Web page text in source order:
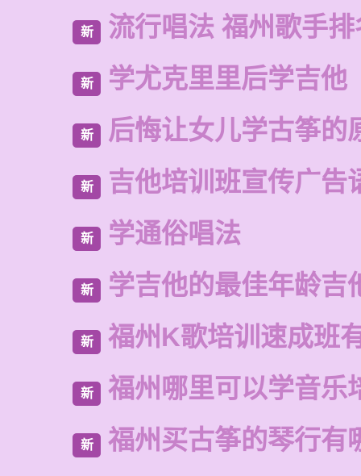
新 流行唱法 福州歌手
新 学尤克里里后学吉他
新 后悔让女儿学古筝的
新 吉他培训班宣传广告
新 学通俗唱法
新 学吉他的最佳年龄吉
新 福州K歌培训速成班
新 福州哪里可以学音乐
新 福州买古筝的琴行有